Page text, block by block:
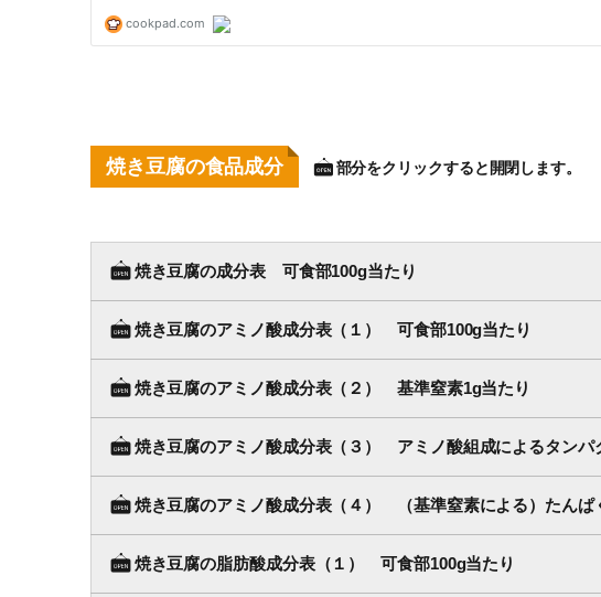
焼き豆腐の食品成分 部分をクリックすると開閉します。
焼き豆腐の成分表 可食部100g当たり
焼き豆腐のアミノ酸成分表（１） 可食部100g当たり
焼き豆腐のアミノ酸成分表（２） 基準窒素1g当たり
焼き豆腐のアミノ酸成分表（３） アミノ酸組成によるタンパ
焼き豆腐のアミノ酸成分表（４） （基準窒素による）たんぱ
焼き豆腐の脂肪酸成分表（１） 可食部100g当たり